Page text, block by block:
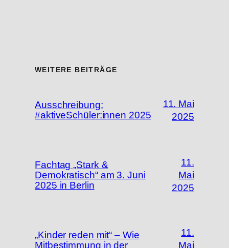
WEITERE BEITRÄGE
Ausschreibung:
#aktiveSchüler:innen 2025
11. Mai
2025
Fachtag „Stark &
Demokratisch“ am 3. Juni
2025 in Berlin
11.
Mai
2025
„Kinder reden mit“ – Wie
Mitbestimmung in der
11.
Mai